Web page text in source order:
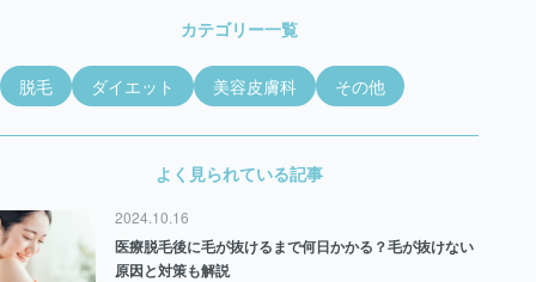
カテゴリー一覧
脱毛 ダイエット 美容皮膚科 その他
よく見られている記事
2024.10.16
医療脱毛後に毛が抜けるまで何日かかる？毛が抜けない
原因と対策も解説